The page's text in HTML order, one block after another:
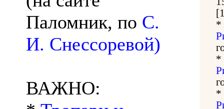
Паломник, по С.
И. Снессоревой)
ВАЖНО:
*
*
*